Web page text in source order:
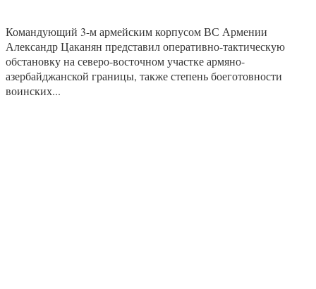
Командующий 3-м армейским корпусом ВС Армении
Александр Цаканян представил оперативно-тактическую
обстановку на северо-восточном участке армяно-
азербайджанской границы, также степень боеготовности
воинских...